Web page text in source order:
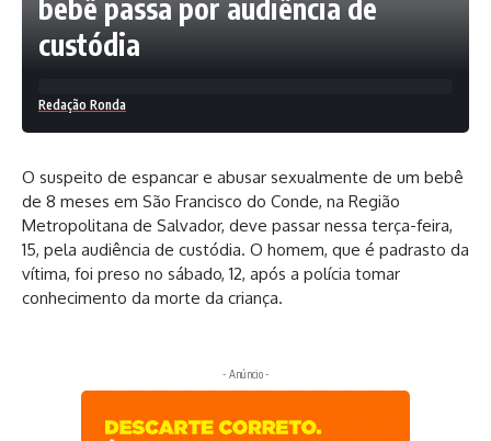
bebê passa por audiência de
custódia
Redação Ronda
O suspeito de espancar e abusar sexualmente de um bebê
de 8 meses em São Francisco do Conde, na Região
Metropolitana de Salvador, deve passar nessa terça-feira,
15, pela audiência de custódia. O homem, que é padrasto da
vítima, foi preso no sábado, 12, após a polícia tomar
conhecimento da morte da criança.
- Anúncio -